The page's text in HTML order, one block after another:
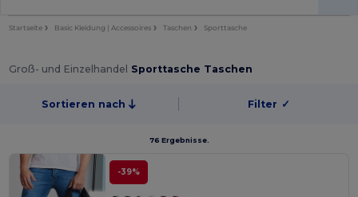
Startseite Basic Kleidung | Accessoires Taschen Sporttasche
Groß- und Einzelhandel Sporttasche Taschen
Sortieren nach Filter ✓
76 Ergebnisse.
-39%